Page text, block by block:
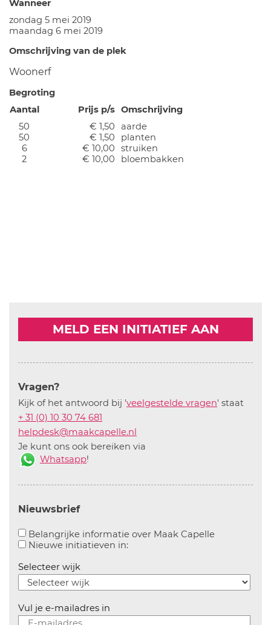
Wanneer
zondag 5 mei 2019
maandag 6 mei 2019
Omschrijving van de plek
Woonerf
Begroting
Aantal
Prijs p/s Omschrijving
50
€ 1,50
aarde
50
€ 1,50
planten
6
€ 10,00
struiken
2
€ 10,00 bloembakken
MELD EEN INITIATIEF AAN
Vragen?
Kijk of het antwoord bij 'veelgestelde vragen' staat
+ 31 (0) 10 30 74 681
helpdesk@maakcapelle.nl
Je kunt ons ook bereiken via
Whatsapp!
Nieuwsbrief
Belangrijke informatie over Maak CapelleAanvinken
Nieuwe initiatieven in:Aanvinken om informatie over
Selecteer wijk
Vul je e-mailadres in